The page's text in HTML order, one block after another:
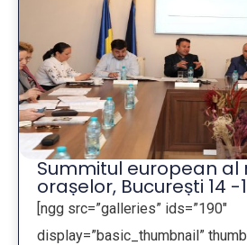
Summitul european al
orașelor, București 14
[ngg src=”galleries” ids=”190″
display=”basic_thumbnail”